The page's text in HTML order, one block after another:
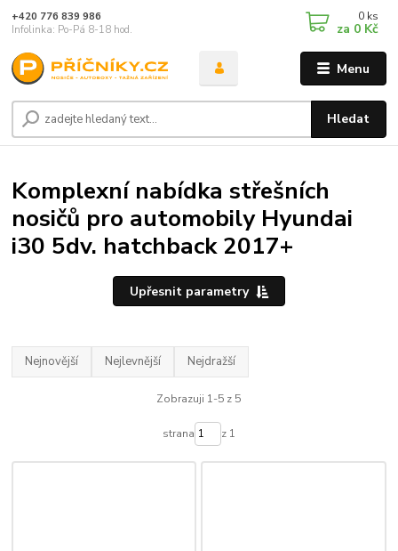
Menu
Hledat
+420 776 839 986
Infolinka: Po-Pá 8-18 hod.
0 ks
za 0 Kč
Komplexní nabídka střešních
nosičů pro automobily Hyundai
i30 5dv. hatchback 2017+
Upřesnit parametry
Nejnovější Nejlevnější Nejdražší
Zobrazuji 1-5 z 5
strana z 1